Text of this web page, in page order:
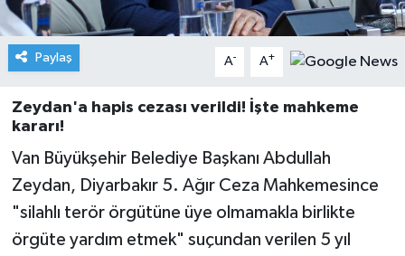
Paylaş A- A+
Zeydan'a hapis cezası verildi! İşte mahkeme
kararı!
Van Büyükşehir Belediye Başkanı Abdullah
Zeydan, Diyarbakır 5. Ağır Ceza Mahkemesince
"silahlı terör örgütüne üye olmamakla birlikte
örgüte yardım etmek" suçundan verilen 5 yıl